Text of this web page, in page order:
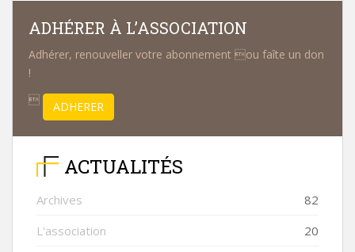
ADHÉRER À L’ASSOCIATION
Adhérer, renouveller votre abonnement ou faîte un don
!

ADHERER
ACTUALITÉS
Archives
82
L'association
20